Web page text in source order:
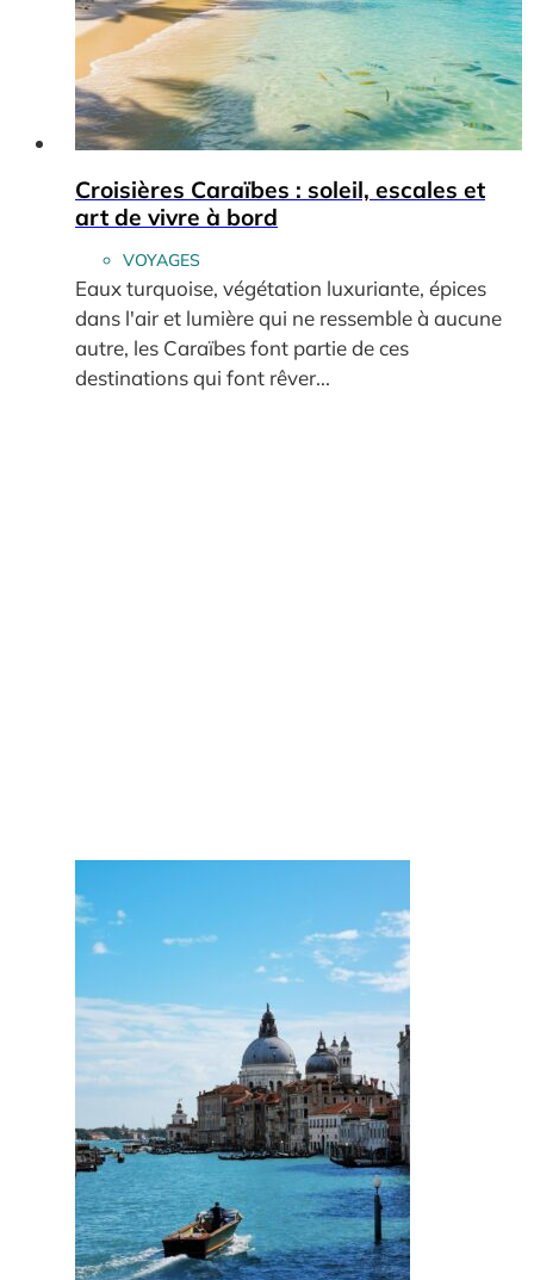
Croisières Caraïbes : soleil, escales et
art de vivre à bord
VOYAGES
Eaux turquoise, végétation luxuriante, épices
dans l'air et lumière qui ne ressemble à aucune
autre, les Caraïbes font partie de ces
destinations qui font rêver...